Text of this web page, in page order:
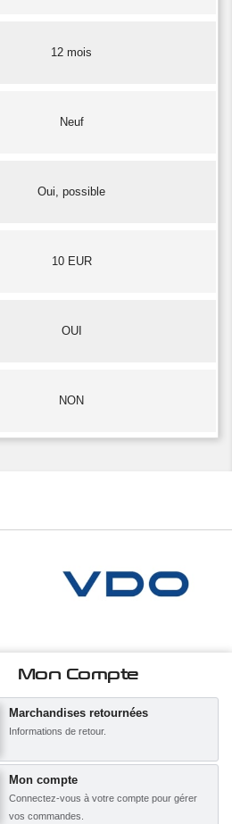
12 mois
Neuf
Oui, possible
10 EUR
OUI
NON
Mon Compte
Marchandises retournées
Informations de retour.
Mon compte
Connectez-vous à votre compte pour gérer
vos commandes.